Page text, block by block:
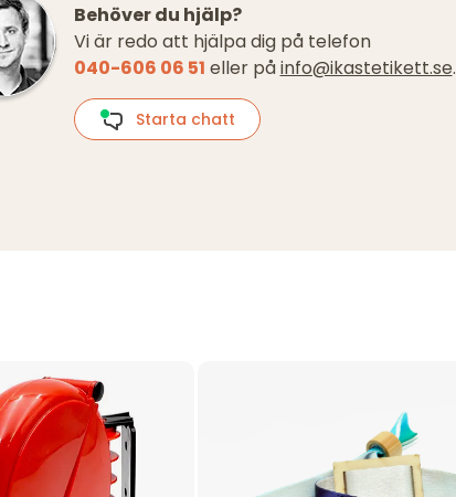
Behöver du hjälp?
Vi är redo att hjälpa dig på telefon
040-606 06 51 eller påinfo@ikastetikett.se.
Starta chatt